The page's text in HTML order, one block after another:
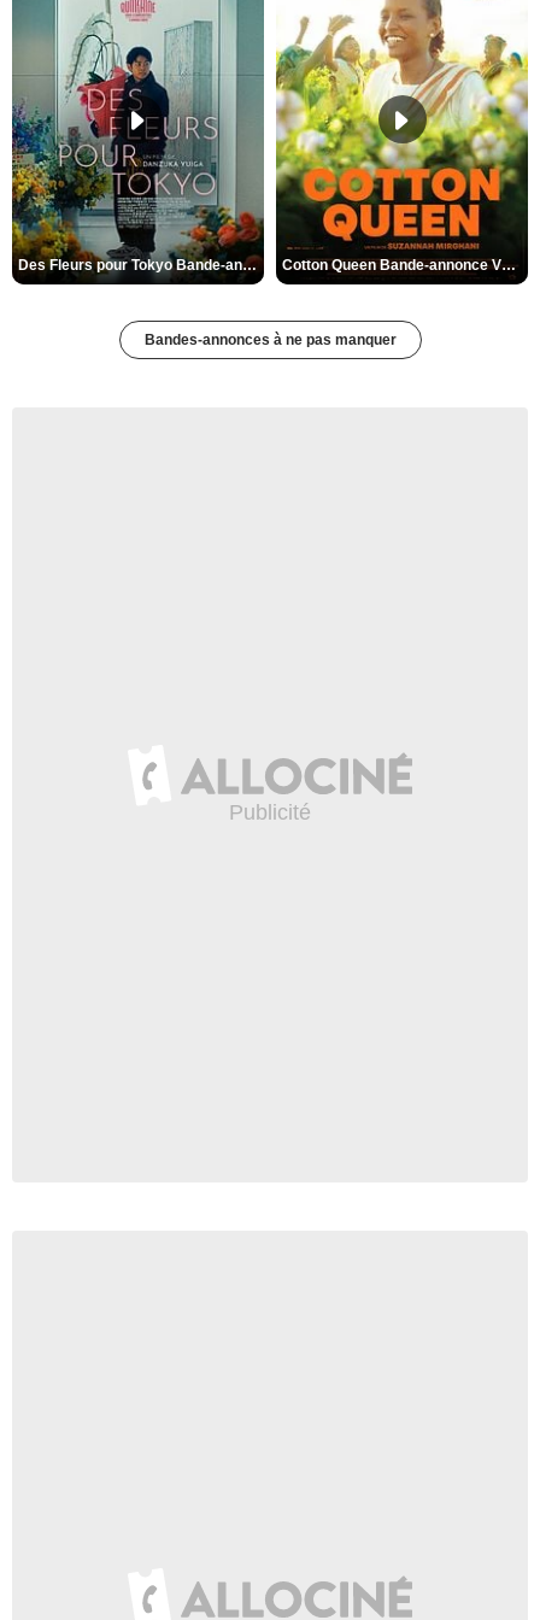
Des Fleurs pour Tokyo Bande-annonce VO STFR Cotton Queen Bande-annonce VO STFR
Bandes-annonces à ne pas manquer